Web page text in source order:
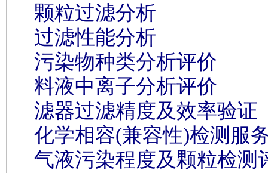
颗粒过滤分析
过滤性能分析
污染物种类分析评价
料液中离子分析评价
滤器过滤精度及效率验证
化学相容(兼容性)检测服
气液污染程度及颗粒检测